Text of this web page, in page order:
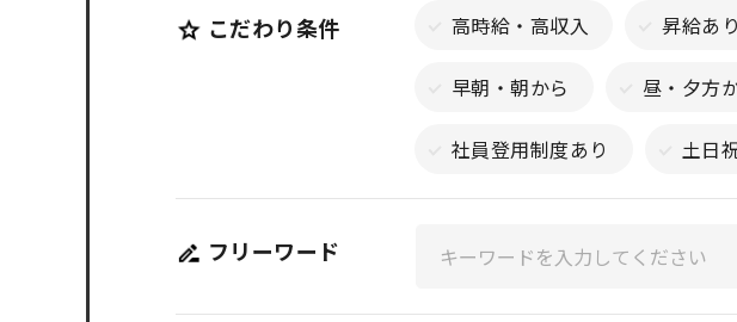
こだわり条件 高時給・高収入 昇給あり
早朝・朝から 昼・夕方
社員登用制度あり 土日
フリーワード